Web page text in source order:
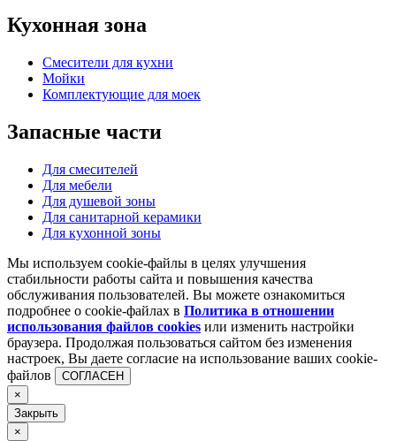
Кухонная зона
Смесители для кухни
Мойки
Комплектующие для моек
Запасные части
Для смесителей
Для мебели
Для душевой зоны
Для санитарной керамики
Для кухонной зоны
Мы используем cookie-файлы в целях улучшения
стабильности работы сайта и повышения качества
обслуживания пользователей. Вы можете ознакомиться
подробнее о cookie-файлах в Политика в отношении
использования файлов cookies или изменить настройки
браузера. Продолжая пользоваться сайтом без изменения
настроек, Вы даете согласие на использование ваших cookie-
файлов
СОГЛАСЕН
×
Закрыть
×